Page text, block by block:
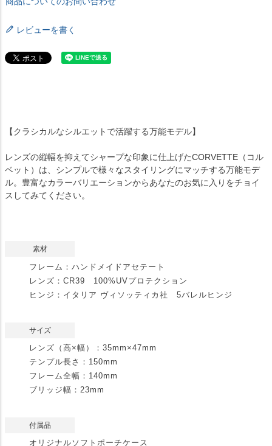
レビューを書く
【クラシカルなシルエットで活躍する万能モデル】
レンズの縦幅を抑えてシャープな印象に仕上げたCORVETTE（コル
ベット）は、シンプルで様々なスタイリングにマッチする万能モデ
ル。豊富なカラーバリエーションからあなたのお気に入りをチョイ
スしてみてください。
素材
フレーム：ハンドメイドアセテート
レンズ：CR39 100%UVプロテクション
ヒンジ：イタリア ヴィソッティカ社 5バレルヒンジ
サイズ
レンズ（高×幅）：35mm×47mm
テンプル長さ：150mm
フレーム全幅：140mm
ブリッジ幅：23mm
付属品
オリジナルソフトポーチケース